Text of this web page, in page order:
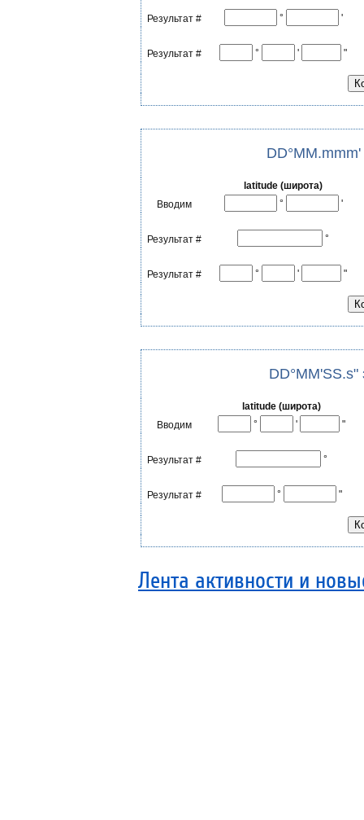
Результат # ° '
Результат # ° ' "
Вводим
latitude (широта)
°
'
Результат # °
Результат # ° ' "
Вводим
latitude (широта)
°
' "
Результат # °
Результат # ° "
Лента активности и